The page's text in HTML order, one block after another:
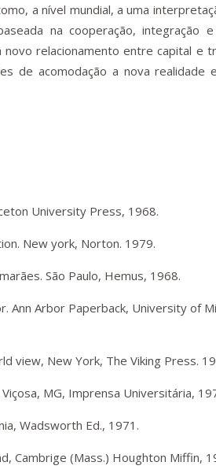
a nível mundial, a uma
na cooperação, integração e
relacionamento entre capital e
de acomodação a nova realidade
University Press, 1968.
New york, Norton. 1979.
São Paulo, Hemus, 1968.
Ann Arbor Paperback, University of
view, New York, The Viking Press.
MG, Imprensa Universitária,
Wadsworth Ed., 1971.
Cambrige (Mass.) Houghton Miffin,